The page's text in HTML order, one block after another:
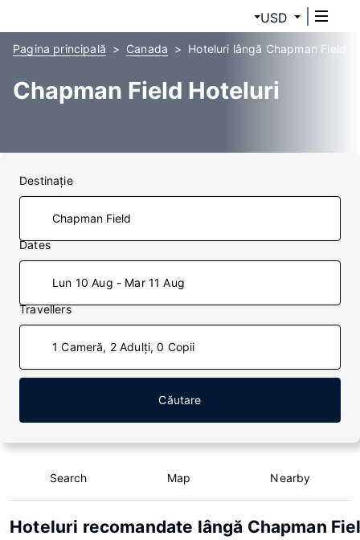
USD
Pagina principală Canada Hoteluri lângă Chapman Field
Chapman Field Hoteluri
Destinaţie
Dates
Lun 10 Aug - Mar 11 Aug
Travellers
1 Cameră, 2 Adulți, 0 Copii
Căutare
Search Map Nearby
Hoteluri recomandate lângă Chapman